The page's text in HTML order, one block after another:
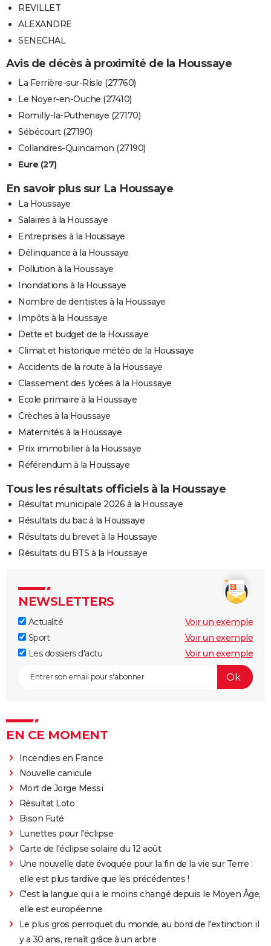
REVILLET
ALEXANDRE
SENECHAL
Avis de décès à proximité de la Houssaye
La Ferrière-sur-Risle (27760)
Le Noyer-en-Ouche (27410)
Romilly-la-Puthenaye (27170)
Sébécourt (27190)
Collandres-Quincarnon (27190)
Eure (27)
En savoir plus sur La Houssaye
La Houssaye
Salaires à la Houssaye
Entreprises à la Houssaye
Délinquance à la Houssaye
Pollution à la Houssaye
Inondations à la Houssaye
Nombre de dentistes à la Houssaye
Impôts à la Houssaye
Dette et budget de la Houssaye
Climat et historique météo de la Houssaye
Accidents de la route à la Houssaye
Classement des lycées à la Houssaye
Ecole primaire à la Houssaye
Crèches à la Houssaye
Maternités à la Houssaye
Prix immobilier à la Houssaye
Référendum à la Houssaye
Tous les résultats officiels à la Houssaye
Résultat municipale 2026 à la Houssaye
Résultats du bac à la Houssaye
Résultats du brevet à la Houssaye
Résultats du BTS à la Houssaye
NEWSLETTERS
Actualité
Voir un exemple
Sport
Voir un exemple
Les dossiers d'actu
Voir un exemple
EN CE MOMENT
Incendies en France
Nouvelle canicule
Mort de Jorge Messi
Résultat Loto
Bison Futé
Lunettes pour l'éclipse
Carte de l'éclipse solaire du 12 août
Une nouvelle date évoquée pour la fin de la vie sur Terre :
elle est plus tardive que les précédentes !
C'est la langue qui a le moins changé depuis le Moyen Âge,
elle est européenne
Le plus gros perroquet du monde, au bord de l'extinction il
y a 30 ans, renaît grâce à un arbre